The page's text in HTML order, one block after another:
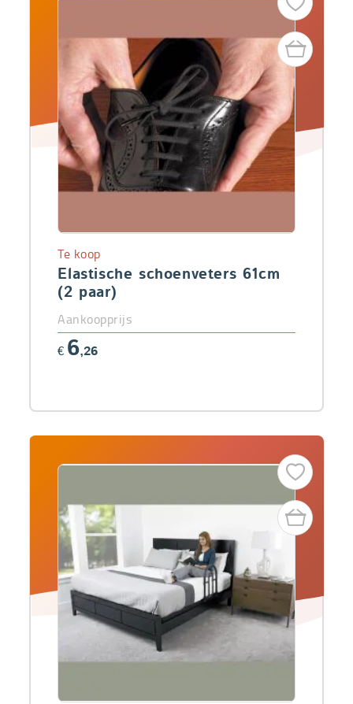
Elastische schoenveters 61cm
(2 paar)
Te koop
Aankoopprijs
€ 6,26